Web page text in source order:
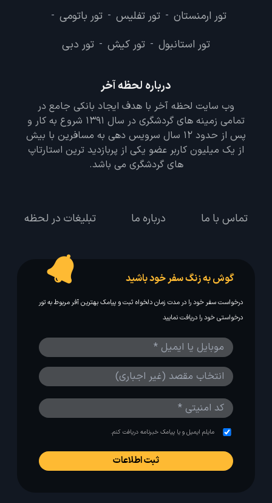
تور ارمنستان - تور تفلیس - تور باتومی -
تور استانبول - تور کیش - تور دبی
درباره لحظه آخر
وب سایت لحظه آخر با هدف ایجاد بانکی جامع در
تمامی زمینه های گردشگری در سال 1391 شروع به کار و
پس از حدود 12 سال سرویس دهی به مسافرین با بیش
از یک میلیون کاربر عضو یکی از پربازدید ترین استارتاپ
های گردشگری می باشد.
تماس با ما درباره ما تبلیغات در لحظه
گوش به زنگ سفر خود باشید
درخواست سفر خود را در مدت زمان دلخواه ثبت و پیامک بهترین آفر مربوط به تور
درخواستی خود را دریافت نمایید
مایلم ایمیل و یا پیامک خبرنامه دریافت کنم.